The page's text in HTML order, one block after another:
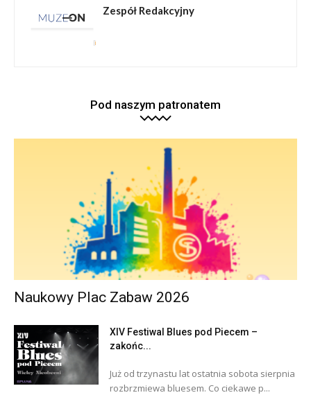
Zespół Redakcyjny
Pod naszym patronatem
Naukowy Plac Zabaw 2026
XIV Festiwal Blues pod Piecem –
zakońc...
Już od trzynastu lat ostatnia sobota sierpnia
rozbrzmiewa bluesem. Co ciekawe p...